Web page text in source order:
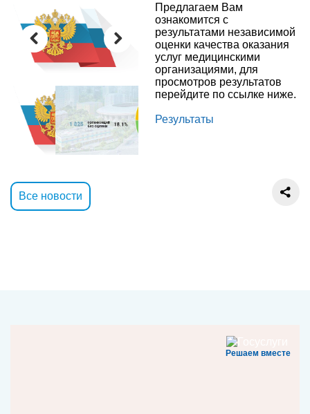
Previous Next
Предлагаем Вам
ознакомится с
результатами независимой
оценки качества оказания
услуг медицинскими
организациями, для
просмотров результатов
перейдите по ссылке ниже.
Результаты
Все новости
Решаем вместе